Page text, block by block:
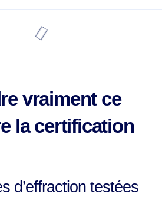
vraiment ce
la certification
d’effraction testées